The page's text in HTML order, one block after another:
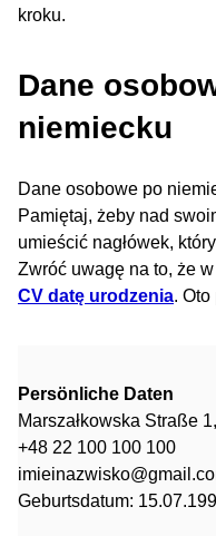
kroku.
Dane
niemiecku
Dane osobowe po
Pamiętaj, żeby nad
umieścić nagłówek,
Zwróć uwagę na to, że
CV datę urodzenia. Oto
Persönliche Daten
Marszałkowska Straße
+48 22 100 100 100
Geburtsdatum: